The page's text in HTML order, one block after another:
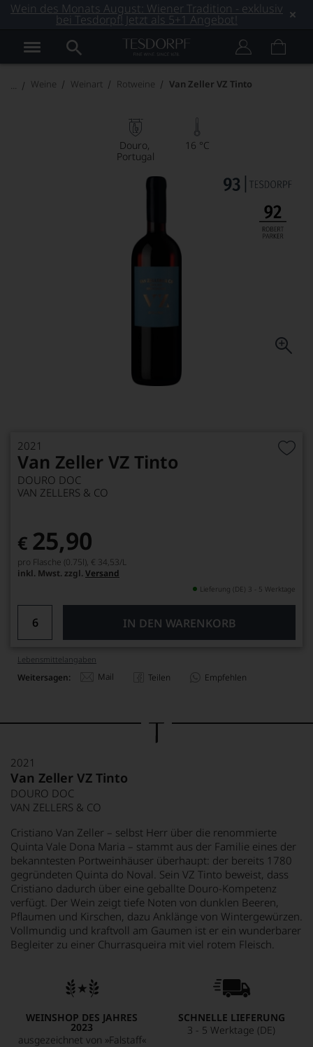
Wein des Monats August: Wiener Tradition - exklusiv
bei Tesdorpf! Jetzt als 5+1 Angebot!
Weine Weinart Rotweine Van Zeller VZ Tinto
Douro
Portugal
16 °C
2021
Van Zeller VZ Tinto
DOURO DOC
VAN ZELLERS & CO
€ 25,90
pro Flasche (0.75l), € 34,53/L
inkl. Mwst. zzgl. Versand
Lieferung (DE) 3 - 5 Werktage
IN DEN WARENKORB
Lebensmittel­angaben
Weitersagen: Mail Teilen Empfehlen
2021
Van Zeller VZ Tinto
DOURO DOC
VAN ZELLERS & CO
Cristiano Van Zeller – selbst Herr über die renommierte
Quinta Vale Dona Maria – stammt aus der Familie eines der
bekanntesten Portweinhäuser überhaupt: der bereits 1780
gegründeten Quinta do Noval. Sein VZ Tinto beweist, dass
Cristiano dadurch über eine geballte Douro-Kompetenz
verfügt. Der Wein zeigt tiefe Noten von dunklen Beeren,
Pflaumen und Kirschen, dazu Anklänge von Wintergewürzen.
Vollmundig und kraftvoll am Gaumen ist er ein wunderbarer
Begleiter zu einer Churrasqueira mit viel rotem Fleisch.
WEINSHOP DES JAHRES
2023
ausgezeichnet von »Falstaff«
SCHNELLE LIEFERUNG
3 - 5 Werktage (DE)